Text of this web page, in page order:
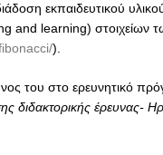
εκπαιδευτικού
and learning) στοιχείων
).
του στο ερευνητικό
διδακτορικής έρευνας-